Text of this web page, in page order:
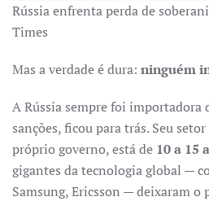
Rússia enfrenta perda de
Times
Mas a verdade é dura: ninguém
A Rússia sempre foi importadora
sanções, ficou para trás. Seu
próprio governo, está de 10 a 15
gigantes da tecnologia global —
Samsung, Ericsson — deixaram o